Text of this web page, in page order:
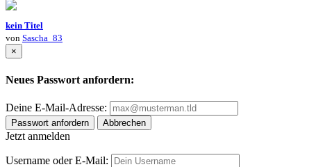
kein Titel
von Sascha_83
×
Neues Passwort anfordern:
Deine E-Mail-Adresse:
Passwort anfordern Abbrechen
Jetzt anmelden
Username oder E-Mail: